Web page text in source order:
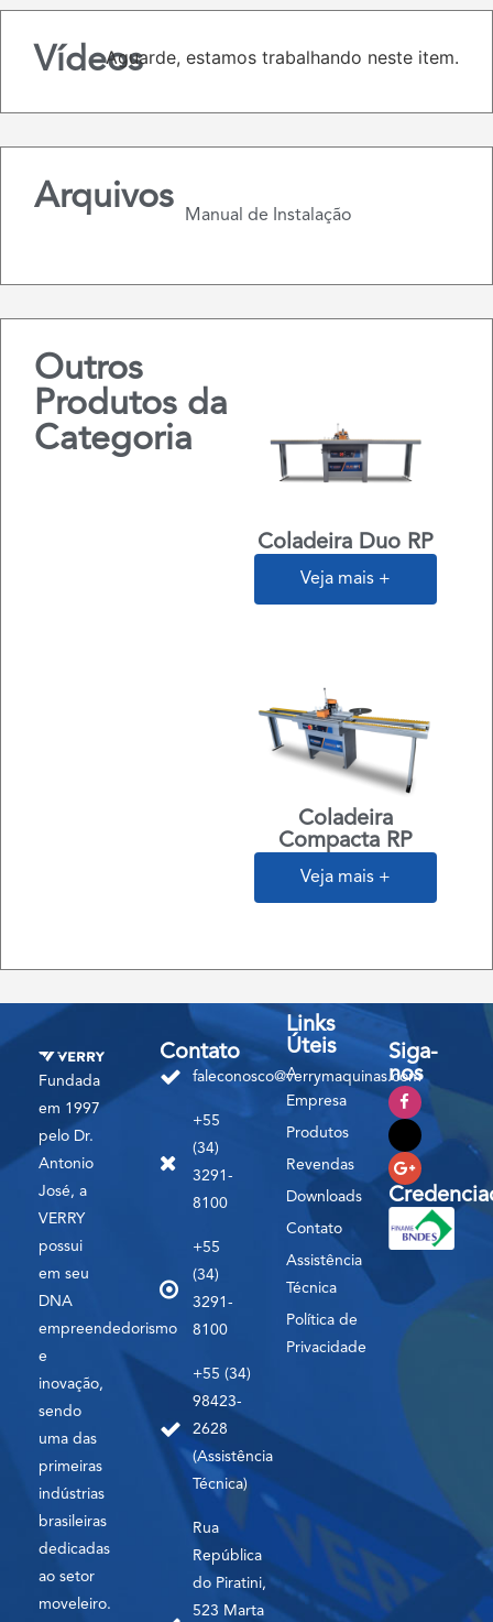
VídeosAguarde, estamos trabalhando neste item.
Arquivos Manual de Instalação
Outros
Produtos da
Categoria
Coladeira Duo RP
Veja mais +
Coladeira
Compacta RP
Veja mais +
Fundada
em 1997
pelo Dr.
Antonio
José, a
VERRY
possui
em seu
DNA
empreendedorismo
e
inovação,
sendo
uma das
primeiras
indústrias
brasileiras
dedicadas
ao setor
moveleiro.
Contato
faleconosco@verrymaquinas.com
+55
(34)
3291-
8100
+55
(34)
3291-
8100
+55 (34)
98423-
2628
(Assistência
Técnica)
Rua
República
do Piratini,
523 Marta
Links
Úteis
A
Empresa
Produtos
Revendas
Downloads
Contato
Assistência
Técnica
Política de
Privacidade
Siga-
nos